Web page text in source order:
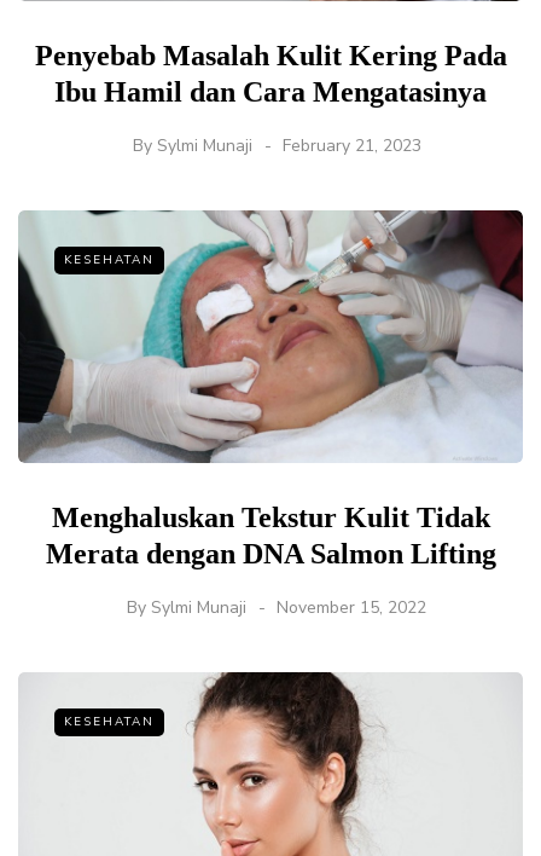
Penyebab Masalah Kulit Kering Pada
Ibu Hamil dan Cara Mengatasinya
By Sylmi Munaji February 21, 2023
KESEHATAN
Menghaluskan Tekstur Kulit Tidak
Merata dengan DNA Salmon Lifting
By Sylmi Munaji November 15, 2022
KESEHATAN